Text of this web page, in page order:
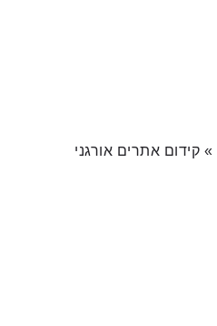
» קידום אתרים אורגני